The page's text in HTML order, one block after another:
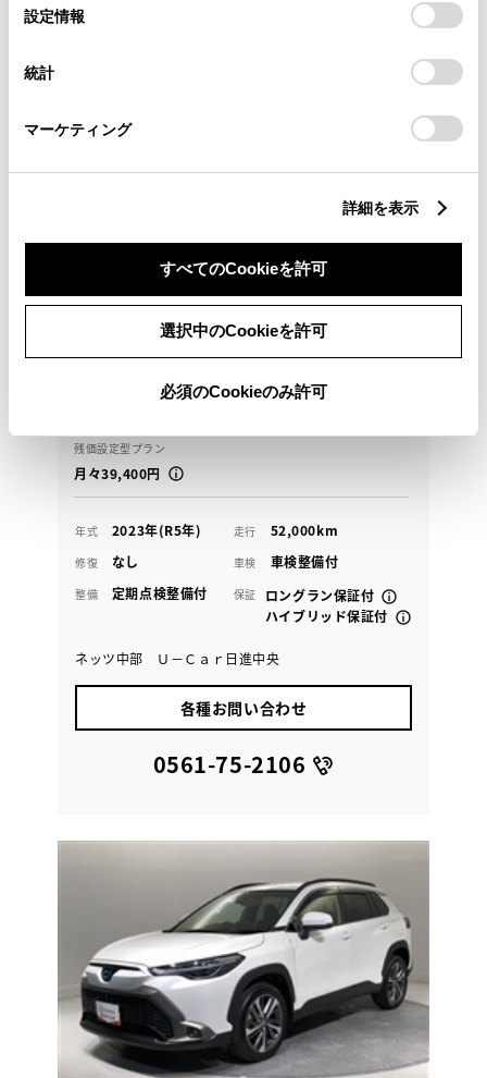
デバイスにすべてのCookie(クッキー)が保存されることに同
意したことになります。Cookie(クッキー)のオプトアウト、
設定の変更、同意を撤回したりするにあたっては、当社の
「Cookie（クッキー）情報の取り扱いについて
」をご覧くだ
設定情報
統計
マーケティング
詳細を表示
すべてのCookieを許可
選択中のCookieを許可
必須のCookieのみ許可
RAV4 HV G 4WD
海へ山へ川へどこへでもいきましょう！
支払総額 409.5 万円
395万円 諸費用 14.5万円
残価設定型プラン
月々39,400円
年式 2023年(R5年) 走行 52,000km
修復 なし 車検 車検整備付
整備 定期点検整備付 保証
ロングラン保証付
ハイブリッド保証付
ネッツ中部 Ｕ－Ｃａｒ日進中央
各種お問い合わせ
0561-75-2106